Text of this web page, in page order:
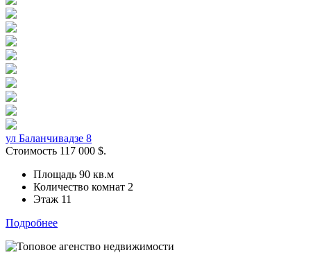
ул Баланчивадзе 8
Стоимость 117 000 $.
Площадь 90 кв.м
Количество комнат 2
Этаж 11
Подробнее